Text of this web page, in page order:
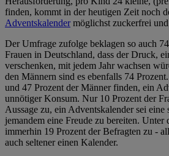
finden, kommt in der heutigen Zeit noch
Adventskalendermöglichst zuckerfrei
Der Umfrage zufolge beklagen so auch
Frauen in Deutschland, dass der Druck,
verschenken, mit jedem Jahr wachsen
den Männern sind es ebenfalls 74
und 47 Prozent der Männer finden, ein
unnötiger Konsum. Nur 10 Prozent der
Aussage zu, ein Adventskalender sei
jemandem eine Freude zu bereiten. Unter
immerhin 19 Prozent der Befragten zu -
auch seltener einen Kalender.